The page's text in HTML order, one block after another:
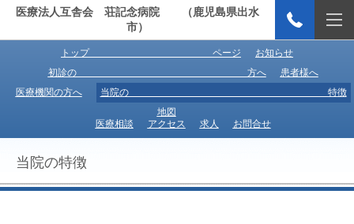
医療法人互舎会 荘記念病院 （鹿児島県出水
市）
トップ ページ
お知らせ
初診の 方へ
患者様へ
医療機関の方へ
当院の 特徴
医療相談
地図
アクセス
求人 お問合せ
当院の特徴